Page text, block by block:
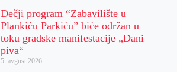
Dečji program “Zabavilište u
Plankiću Parkiću” biće održan u
toku gradske manifestacije „Dani
piva“
5. avgust 2026.